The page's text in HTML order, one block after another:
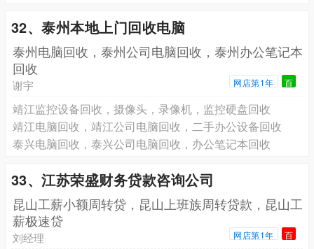
32、泰州本地上门回收电脑
泰州电脑回收，泰州公司电脑回收，泰州办公笔记本
回收
谢宇 网店第1年 百
靖江监控设备回收，摄像头，录像机，监控硬盘回收
靖江电脑回收，靖江公司电脑回收，二手办公设备回收
泰兴电脑回收，泰兴公司电脑回收，办公笔记本回收
33、江苏荣盛财务贷款咨询公司
昆山工薪小额周转贷，昆山上班族周转贷款，昆山工
薪极速贷
刘经理 网店第1年 百